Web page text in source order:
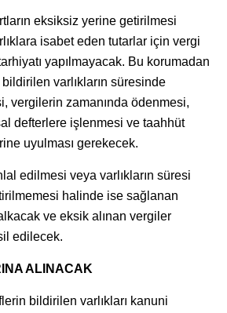
eksiksiz yerine getirilmesi
isabet eden tutarlar için vergi
yapılmayacak. Bu korumadan
varlıkların süresinde
vergilerin zamanında ödenmesi,
defterlere işlenmesi ve taahhüt
uyulması gerekecek.
edilmesi veya varlıkların süresi
halinde ise sağlanan
ve eksik alınan vergiler
edilecek.
ALINACAK
bildirilen varlıkları kanuni